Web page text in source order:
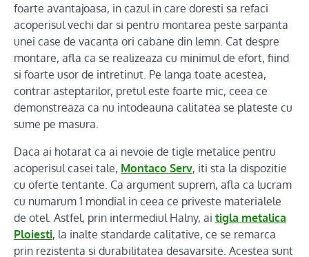
foarte avantajoasa, in cazul in care doresti sa refaci
acoperisul vechi dar si pentru montarea peste sarpanta
unei case de vacanta ori cabane din lemn. Cat despre
montare, afla ca se realizeaza cu minimul de efort, fiind
si foarte usor de intretinut. Pe langa toate acestea,
contrar asteptarilor, pretul este foarte mic, ceea ce
demonstreaza ca nu intodeauna calitatea se plateste cu
sume pe masura.
Daca ai hotarat ca ai nevoie de tigle metalice pentru
acoperisul casei tale, Montaco Serv, iti sta la dispozitie
cu oferte tentante. Ca argument suprem, afla ca lucram
cu numarum 1 mondial in ceea ce priveste materialele
de otel. Astfel, prin intermediul Halny, ai tigla metalica
Ploiesti, la inalte standarde calitative, ce se remarca
prin rezistenta si durabilitatea desavarsite. Acestea sunt